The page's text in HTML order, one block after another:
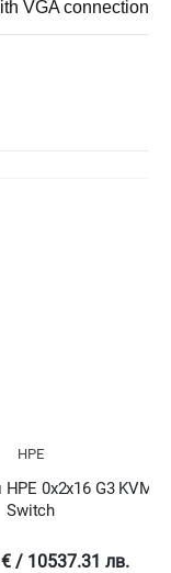
VGA connection
KVM Console